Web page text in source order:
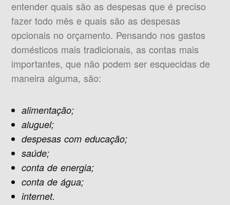
entender quais são as despesas que é preciso
fazer todo mês e quais são as despesas
opcionais no orçamento. Pensando nos gastos
domésticos mais tradicionais, as contas mais
importantes, que não podem ser esquecidas de
maneira alguma, são:
alimentação;
aluguel;
despesas com educação;
saúde;
conta de energia;
conta de água;
internet.